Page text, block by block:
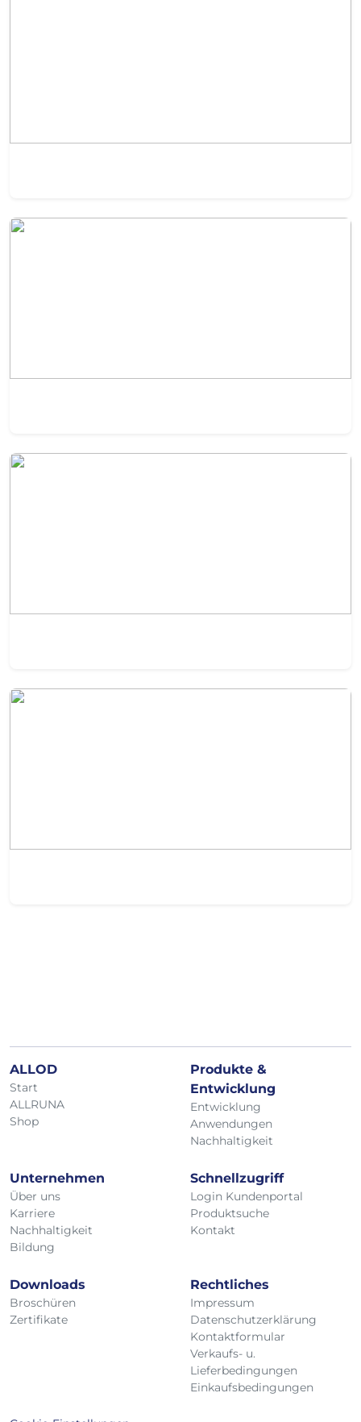
ALLOD
Start
ALLRUNA
Shop
Produkte &
Entwicklung
Entwicklung
Anwendungen
Nachhaltigkeit
Unternehmen
Über uns
Karriere
Nachhaltigkeit
Bildung
Schnellzugriff
Login Kundenportal
Produktsuche
Kontakt
Downloads
Broschüren
Zertifikate
Rechtliches
Impressum
Datenschutzerklärung
Kontaktformular
Verkaufs- u.
Lieferbedingungen
Einkaufsbedingungen